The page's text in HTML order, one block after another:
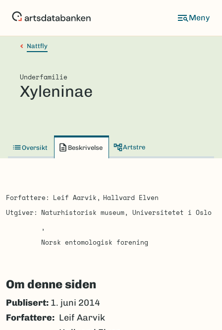
Nattfly
Underfamilie
Xyleninae
Oversikt Beskrivelse Artstre
Forfattere Leif Aarvik
Hallvard Elven
Utgiver
Naturhistorisk museum, Universitetet i Oslo
Norsk entomologisk forening
Om denne siden
Publisert: 1. juni 2014
Forfattere
Leif Aarvik